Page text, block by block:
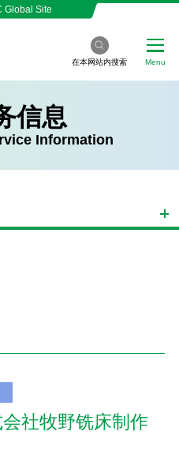
Global Site
在本网站内搜索 Menu
信息
Information
社牧野铣床制作